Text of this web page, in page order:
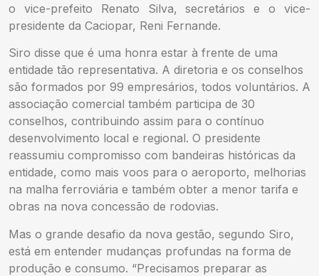
o vice-prefeito Renato Silva, secretários e o vice-
presidente da Caciopar, Reni Fernande.
Siro disse que é uma honra estar à frente de uma
entidade tão representativa. A diretoria e os conselhos
são formados por 99 empresários, todos voluntários. A
associação comercial também participa de 30
conselhos, contribuindo assim para o contínuo
desenvolvimento local e regional. O presidente
reassumiu compromisso com bandeiras históricas da
entidade, como mais voos para o aeroporto, melhorias
na malha ferroviária e também obter a menor tarifa e
obras na nova concessão de rodovias.
Mas o grande desafio da nova gestão, segundo Siro,
está em entender mudanças profundas na forma de
produção e consumo. “Precisamos preparar as